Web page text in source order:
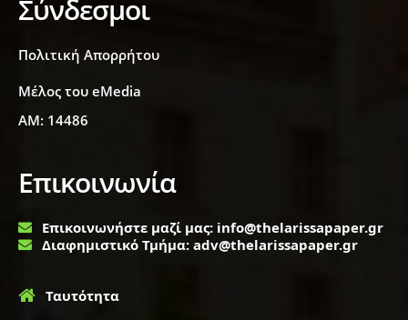
Σύνδεσμοι
Πολιτική Απορρήτου
Μέλος του eMedia
ΑΜ: 14486
Επικοινωνία
Επικοινωνήστε μαζί μας: info@thelarissapaper.gr
Διαφημιστικό Τμήμα: adv@thelarissapaper.gr
Ταυτότητα